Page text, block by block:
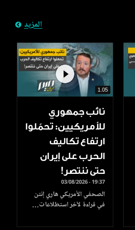
المزيد
1.05
نائب جمهوري
للأمريكيين: تحمّلوا
ارتفاع تكاليف
الحرب على إيران
حتى ننتصر!
03/08/2026 - 19:37
الصحفي الأمريكي هاري إنتن
في قراءة لآخر استطلاعات…